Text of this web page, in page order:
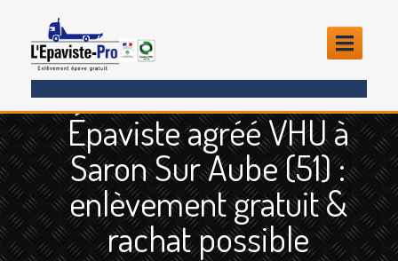
ENLÈVEMENTÉPAVE
Quoi?
Scooteret Moto
Camion et Poids Lourd
Épaviste agréé VHU à
Saron Sur Aube (51) :
enlèvement gratuit &
rachat possible